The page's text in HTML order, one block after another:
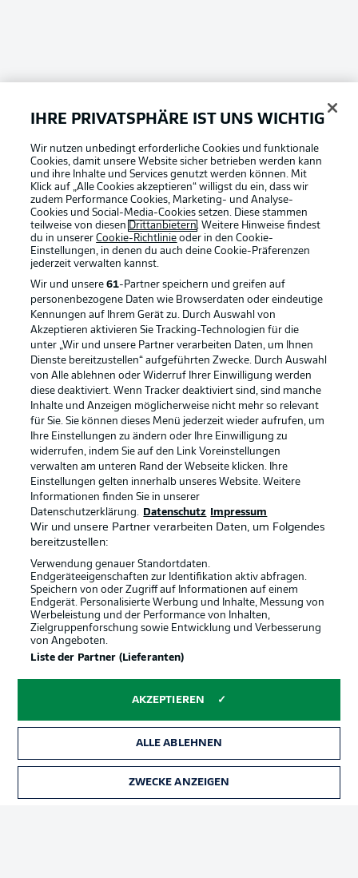
IHRE PRIVATSPHÄRE IST UNS WICHTIG
Wir nutzen unbedingt erforderliche Cookies und funktionale
Cookies, damit unsere Website sicher betrieben werden kann
und ihre Inhalte und Services genutzt werden können. Mit
Klick auf „Alle Cookies akzeptieren“ willigst du ein, dass wir
zudem Performance Cookies, Marketing- und Analyse-
Cookies und Social-Media-Cookies setzen. Diese stammen
teilweise von diesen Drittanbietern. Weitere Hinweise findest
du in unsererCookie-Richtlinie oder in den Cookie-
Einstellungen, in denen du auch deine Cookie-Präferenzen
jederzeit verwalten kannst.
Wir und unsere61-Partner speichern und greifen auf
personenbezogene Daten wie Browserdaten oder eindeutige
Kennungen auf Ihrem Gerät zu. Durch Auswahl von
Akzeptieren aktivieren Sie Tracking-Technologien für die
unter „Wir und unsere Partner verarbeiten Daten, um Ihnen
Dienste bereitzustellen“ aufgeführten Zwecke. Durch Auswahl
von Alle ablehnen oder Widerruf Ihrer Einwilligung werden
diese deaktiviert. Wenn Tracker deaktiviert sind, sind manche
Inhalte und Anzeigen möglicherweise nicht mehr so relevant
für Sie. Sie können dieses Menü jederzeit wieder aufrufen, um
Ihre Einstellungen zu ändern oder Ihre Einwilligung zu
widerrufen, indem Sie auf den Link Voreinstellungen
verwalten am unteren Rand der Webseite klicken. Ihre
Einstellungen gelten innerhalb unseres Website. Weitere
Informationen finden Sie in unserer
Datenschutzerklärung.
Datenschutz Impressum
Wir und unsere Partner verarbeiten Daten, um Folgendes
bereitzustellen:
Verwendung genauer Standortdaten.
Endgeräteeigenschaften zur Identifikation aktiv abfragen.
Speichern von oder Zugriff auf Informationen auf einem
Endgerät. Personalisierte Werbung und Inhalte, Messung von
Werbeleistung und der Performance von Inhalten,
Zielgruppenforschung sowie Entwicklung und Verbesserung
von Angeboten.
Liste der Partner (Lieferanten)
AKZEPTIEREN
ALLE ABLEHNEN
ZWECKE ANZEIGEN